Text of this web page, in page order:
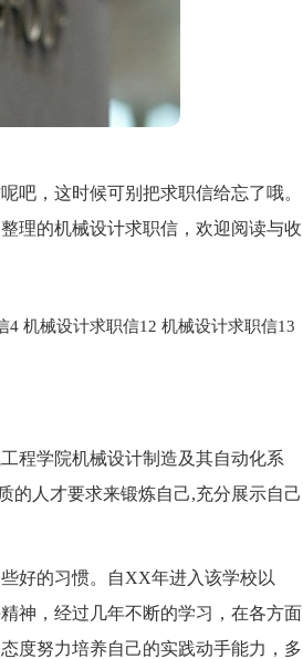
吧，这时候可别把求职信给忘了哦。
理的机械设计求职信，欢迎阅读与收
程学院机械设计制造及其自动化系
的人才要求来锻炼自己,充分展示自己
好的习惯。自XX年进入该学校以
神，经过几年不断的学习，在各方面
度努力培养自己的实践动手能力，多
4 机械设计求职信12 机械设计求职信13